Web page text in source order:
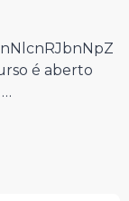
é aberto